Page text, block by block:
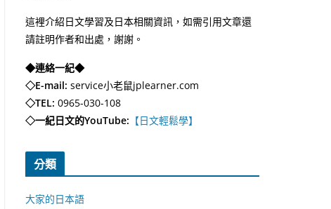
這裡介紹日文學習及日本相關資訊，如需引用文章還
請註明作者和出處，謝謝。
◆連絡一紀◆
◇E-mail: service小老鼠jplearner.com
◇TEL: 0965-030-108
◇一紀日文的YouTube: 【日文輕鬆學】
分類
大家的日本語